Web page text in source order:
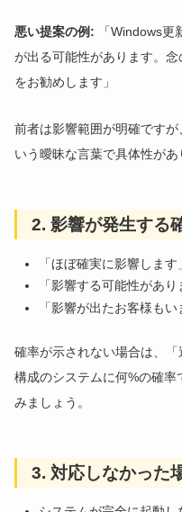
悪い提案の例: 「Windows更
が出る可能性があります。
をお勧めします」
前者は影響範囲が明確です
いう曖昧な言葉で具体性があ
2. 影響が発生する
「ほぼ確実に影響しま
「影響する可能性があ
「影響が出たお客様も
確率が示されない場合は、
構成のシステムに何%の確
みましょう。
3. 対応しなかった